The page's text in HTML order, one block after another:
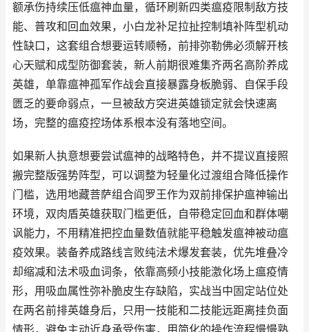
额承伤持续压低瘟神血量，循环刷新四类瘟疫限制敌方技
能、普攻和回血效果，小白龙补足拉扯控制填补阵型机动
性缺口，这套组合想要运转顺畅，前排弥勒佛必须解开核
心天赋和成型防御套装，新人前期很难集齐两名高阶养成
英雄，单靠瘟神孤军作战会直接暴露身板脆弱、自保手段
匮乏的要命弱点，一旦被敌方突进英雄锁定就会快速离
场，完整的瘟疫控场体系根本没有落地空间。
如果新人执意想要尝试瘟神的战略特色，并不提议直接照
搬完整版强势阵型，可以调整为轻量化过渡组合降低操作
门槛，选用地藏菩萨组合阎罗王作为双前排保护瘟神输出
环境，双肉盾英雄获取门槛更低，自带稳定回血和群体嘲
讽能力，不用精准把控血量数值就能平稳触发瘟神被动瘟
疫效果。装备养成路线言败纯法术爆发套装，优先堆叠冷
却缩减和法术吸血词条，依靠高频小技能激化场上瘟疫情
形，用吸血属性弥补脆皮生存缺陷，实战当中固定站位处
在两名前排英雄身后，只用一技能和二技能远距离挂负面